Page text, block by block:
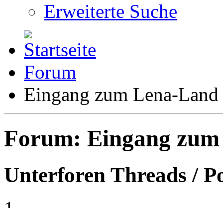
Erweiterte Suche
Forum
Eingang zum Lena-Land
Forum: Eingang
Unterforen Threads /